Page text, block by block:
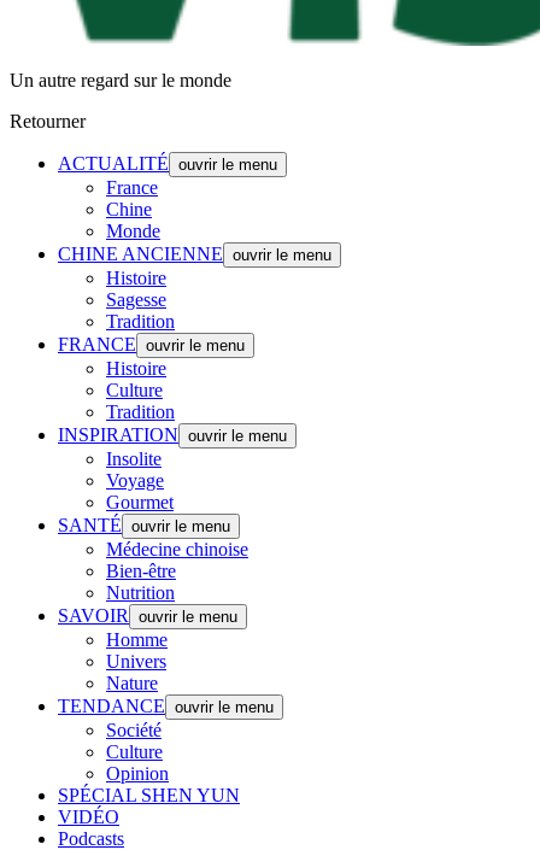
Un autre regard sur le monde
Retourner
ACTUALITÉ ouvrir le menu
France
Chine
Monde
CHINE ANCIENNE ouvrir le menu
Histoire
Sagesse
Tradition
FRANCE ouvrir le menu
Histoire
Culture
Tradition
INSPIRATION ouvrir le menu
Insolite
Voyage
Gourmet
SANTÉ ouvrir le menu
Médecine chinoise
Bien-être
Nutrition
SAVOIR
ouvrir le menu
Homme
Univers
Nature
TENDANCE ouvrir le menu
Société
Culture
Opinion
SPÉCIAL SHEN YUN
VIDÉO
Podcasts